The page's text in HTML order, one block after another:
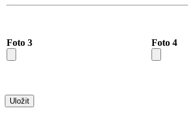
Foto 3 Foto 4